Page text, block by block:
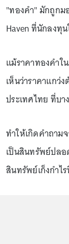
"ทองคำ" มักถูกม
Haven ที่นักลงทุ
แม้ราคาทองคำใ
เห็นว่าราคาแกว่
ประเทศไทย ที่บ
ทำให้เกิดคำถาม
เป็นสินทรัพย์ปล
สินทรัพย์เก็งกำไ